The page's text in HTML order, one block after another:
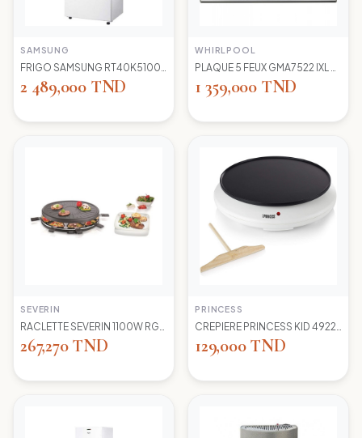
SAMSUNG
2 489,000 TND
WHIRLPOOL
1 359,000 TND
SEVERIN
267,270 TND
PRINCESS
129,000 TND